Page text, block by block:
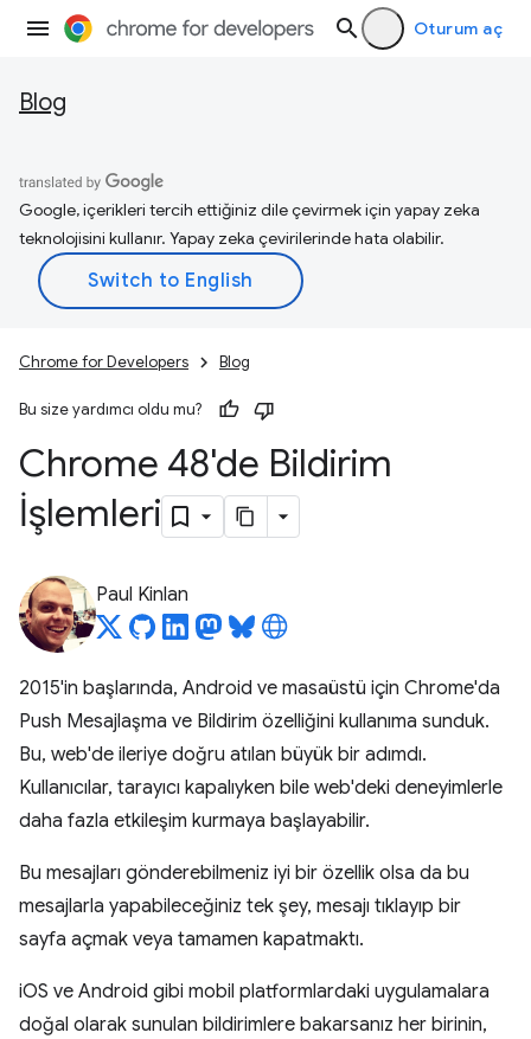
Oturum aç
Blog
Google, içerikleri tercih ettiğiniz dile çevirmek için yapay zeka
teknolojisini kullanır. Yapay zeka çevirilerinde hata olabilir.
Chrome for Developers Blog
Bu size yardımcı oldu mu?
Chrome 48'de Bildirim
İşlemleri
Paul Kinlan
2015'in başlarında, Android ve masaüstü için Chrome'da
Push Mesajlaşma ve Bildirim özelliğini kullanıma sunduk.
Bu, web'de ileriye doğru atılan büyük bir adımdı.
Kullanıcılar, tarayıcı kapalıyken bile web'deki deneyimlerle
daha fazla etkileşim kurmaya başlayabilir.
Bu mesajları gönderebilmeniz iyi bir özellik olsa da bu
mesajlarla yapabileceğiniz tek şey, mesajı tıklayıp bir
sayfa açmak veya tamamen kapatmaktı.
iOS ve Android gibi mobil platformlardaki uygulamalara
doğal olarak sunulan bildirimlere bakarsanız her birinin,